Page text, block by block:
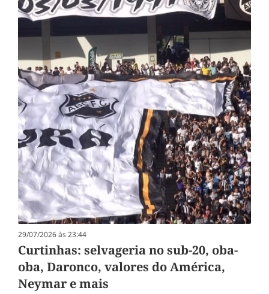
29/07/2026 às 23:44
Curtinhas: selvageria no sub-20, oba-
oba, Daronco, valores do América,
Neymar e mais